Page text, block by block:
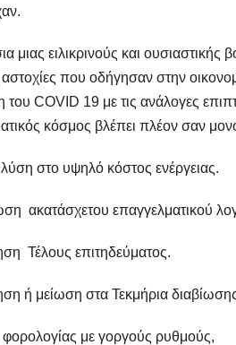
μιας ειλικρινούς και ουσιαστικής
αστοχίες που οδήγησαν στην
του COVID 19 με τις ανάλογες
κόσμος βλέπει πλέον σαν
στο υψηλό κόστος ενέργειας.
ακατάσχετου επαγγελματικού
Τέλους επιτηδεύματος.
ή μείωση στα Τεκμήρια
με γοργούς ρυθμούς,